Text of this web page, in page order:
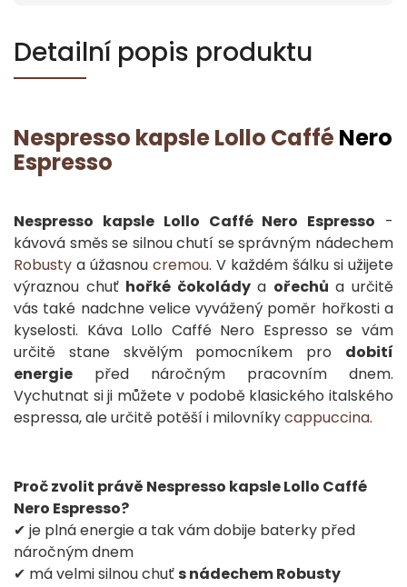
Detailní popis produktu
Nespresso kapsleLollo Caffé Nero
Espresso
Nespresso kapsle Lollo Caffé Nero Espresso -
kávová směs se silnou chutí se správným nádechem
Robusty a úžasnou cremou. V každém šálku si užijete
výraznou chuť hořké čokoládya ořechů a určitě
vás také nadchne velice vyvážený poměr hořkosti a
kyselosti. Káva Lollo Caffé Nero Espresso se vám
určitě stane skvělým pomocníkem pro dobití
energie před náročným pracovním dnem.
Vychutnat si ji můžete v podobě klasického italského
espressa, ale určitě potěší i milovníkycappuccina.
Proč zvolit právě Nespresso kapsle Lollo Caffé
Nero Espresso?
✔ je plná energie a tak vám dobije baterky před
náročným dnem
✔ má velmi silnou chuťs nádechem Robusty